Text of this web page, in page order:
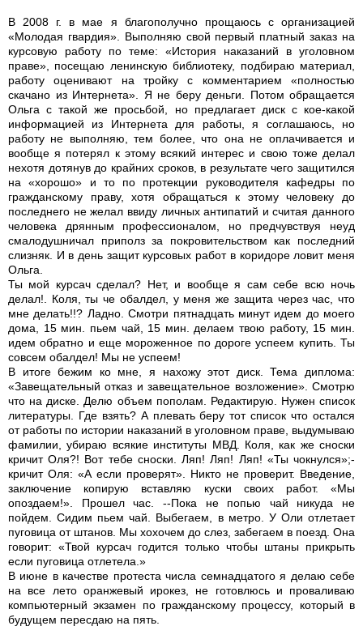
В 2008 г. в мае я благополучно прощаюсь с организацией
«Молодая гвардия». Выполняю свой первый платный заказ на
курсовую работу по теме: «История наказаний в уголовном
праве», посещаю ленинскую библиотеку, подбираю материал,
работу оценивают на тройку с комментарием «полностью
скачано из Интернета». Я не беру деньги. Потом обращается
Ольга с такой же просьбой, но предлагает диск с кое-какой
информацией из Интернета для работы, я соглашаюсь, но
работу не выполняю, тем более, что она не оплачивается и
вообще я потерял к этому всякий интерес и свою тоже делал
нехотя дотянув до крайних сроков, в результате чего защитился
на «хорошо» и то по протекции руководителя кафедры по
гражданскому праву, хотя обращаться к этому человеку до
последнего не желал ввиду личных антипатий и считая данного
человека дрянным профессионалом, но предчувствуя неуд
смалодушничал приполз за покровительством как последний
слизняк. И в день защит курсовых работ в коридоре ловит меня
Ольга.
Ты мой курсач сделал? Нет, и вообще я сам себе всю ночь
делал!. Коля, ты че обалдел, у меня же защита через час, что
мне делать!!? Ладно. Смотри пятнадцать минут идем до моего
дома, 15 мин. пьем чай, 15 мин. делаем твою работу, 15 мин.
идем обратно и еще мороженное по дороге успеем купить. Ты
совсем обалдел! Мы не успеем!
В итоге бежим ко мне, я нахожу этот диск. Тема диплома:
«Завещательный отказ и завещательное возложение». Смотрю
что на диске. Делю объем пополам. Редактирую. Нужен список
литературы. Где взять? А плевать беру тот список что остался
от работы по истории наказаний в уголовном праве, выдумываю
фамилии, убираю всякие институты МВД. Коля, как же сноски
кричит Оля?! Вот тебе сноски. Ляп! Ляп! Ляп! «Ты чокнулся»;-
кричит Оля: «А если проверят». Никто не проверит. Введение,
заключение копирую вставляю куски своих работ. «Мы
опоздаем!». Прошел час. --Пока не попью чай никуда не
пойдем. Сидим пьем чай. Выбегаем, в метро. У Оли отлетает
пуговица от штанов. Мы хохочем до слез, забегаем в поезд. Она
говорит: «Твой курсач годится только чтобы штаны прикрыть
если пуговица отлетела.»
В июне в качестве протеста числа семнадцатого я делаю себе
на все лето оранжевый ирокез, не готовлюсь и проваливаю
компьютерный экзамен по гражданскому процессу, который в
будущем пересдаю на пять.